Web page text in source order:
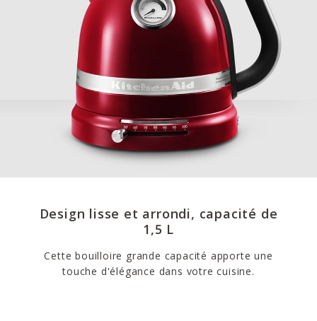
Design lisse et arrondi, capacité de
1,5 L
Cette bouilloire grande capacité apporte une
touche d'élégance dans votre cuisine.